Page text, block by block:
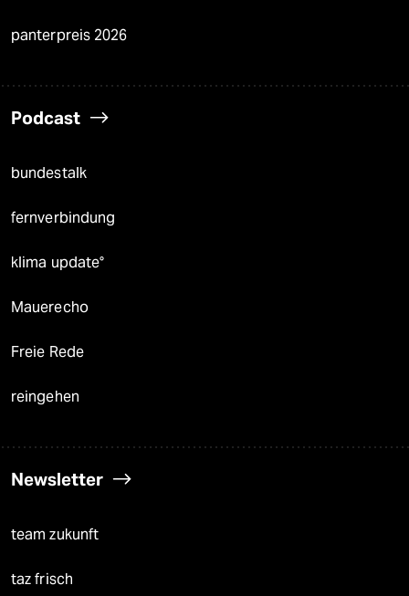
panterpreis 2026
Podcast
bundestalk
fernverbindung
klima update°
Mauerecho
Freie Rede
reingehen
Newsletter
team zukunft
taz frisch